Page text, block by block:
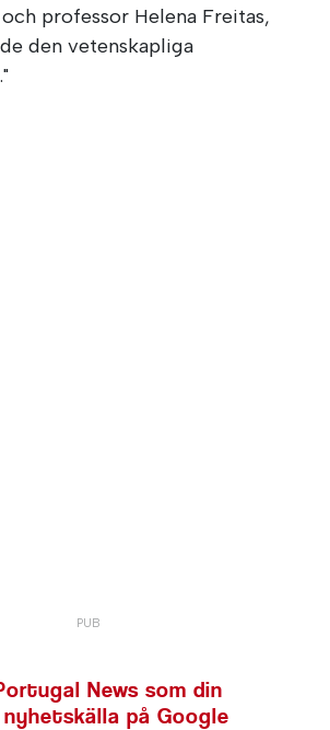
professor Helena Freitas,
den vetenskapliga
News som din
på Google